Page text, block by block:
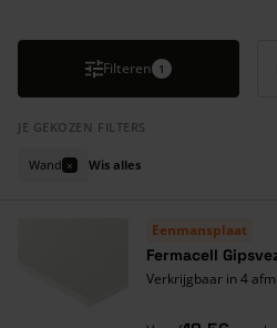
Filteren 1
JE GEKOZEN FILTERS
Wand × Wis alles
Eenmansplaat
Fermacell
Verkrijgbaar in 4